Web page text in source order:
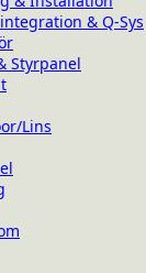
& Q-Sys
Styrpanel
Lins